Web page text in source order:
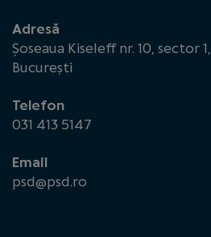
Adresă
Șoseaua Kiseleff nr. 10, sector 1,
București
Telefon
031 413 5147
Email
psd@psd.ro